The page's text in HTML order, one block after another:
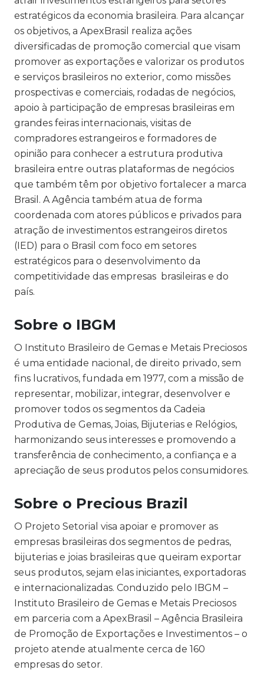
estratégicos da economia brasileira. Para alcançar
os objetivos, a ApexBrasil realiza ações
diversificadas de promoção comercial que visam
promover as exportações e valorizar os produtos
e serviços brasileiros no exterior, como missões
prospectivas e comerciais, rodadas de negócios,
apoio à participação de empresas brasileiras em
grandes feiras internacionais, visitas de
compradores estrangeiros e formadores de
opinião para conhecer a estrutura produtiva
brasileira entre outras plataformas de negócios
que também têm por objetivo fortalecer a marca
Brasil. A Agência também atua de forma
coordenada com atores públicos e privados para
atração de investimentos estrangeiros diretos
(IED) para o Brasil com foco em setores
estratégicos para o desenvolvimento da
competitividade das empresas brasileiras e do
país.
Sobre o IBGM
O Instituto Brasileiro de Gemas e Metais Preciosos
é uma entidade nacional, de direito privado, sem
fins lucrativos, fundada em 1977, com a missão de
representar, mobilizar, integrar, desenvolver e
promover todos os segmentos da Cadeia
Produtiva de Gemas, Joias, Bijuterias e Relógios,
harmonizando seus interesses e promovendo a
transferência de conhecimento, a confiança e a
apreciação de seus produtos pelos consumidores.
Sobre o Precious Brazil
O Projeto Setorial visa apoiar e promover as
empresas brasileiras dos segmentos de pedras,
bijuterias e joias brasileiras que queiram exportar
seus produtos, sejam elas iniciantes, exportadoras
e internacionalizadas. Conduzido pelo IBGM –
Instituto Brasileiro de Gemas e Metais Preciosos
em parceria com a ApexBrasil – Agência Brasileira
de Promoção de Exportações e Investimentos – o
projeto atende atualmente cerca de 160
empresas do setor.